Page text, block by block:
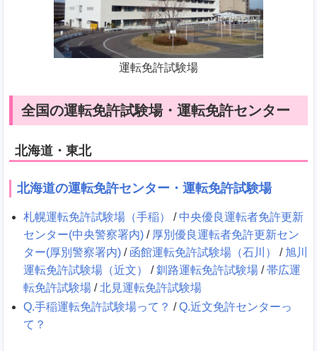
運転免許試験場
全国の運転免許試験場・運転免許センター
北海道・東北
北海道の運転免許センター・運転免許試験場
札幌運転免許試験場（手稲） / 中央優良運転者免許更新
センター(中央警察署内) / 厚別優良運転者免許更新セン
ター(厚別警察署内) / 函館運転免許試験場（石川） / 旭川
運転免許試験場（近文）
/釧路運転免許試験場 /帯広運
転免許試験場 /北見運転免許試験場
Q.手稲運転免許試験場って？ /Q.近文免許センターっ
て？